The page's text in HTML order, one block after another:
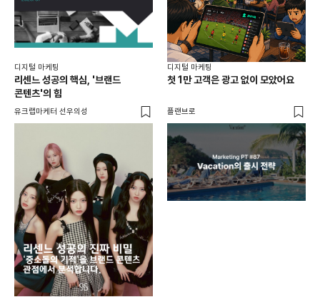
디지털 마케팅
리센느 성공의 핵심, '브랜드
콘텐츠'의 힘
유크랩마케터 선우의성
디지털 마케팅
첫 1만 고객은 광고 없이 모았어요
플랜브로